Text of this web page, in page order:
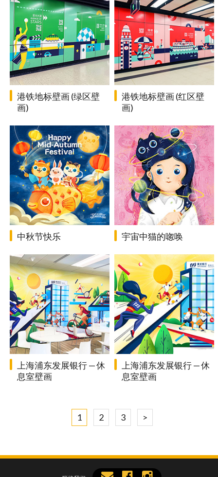
港铁地标壁画 (绿区壁
画)
港铁地标壁画 (红区壁
画)
中秋节快乐 宇宙中猫的唿唤
上海浦东发展银行 — 休
息室壁画
上海浦东发展银行 — 休
息室壁画
1 2 3 >